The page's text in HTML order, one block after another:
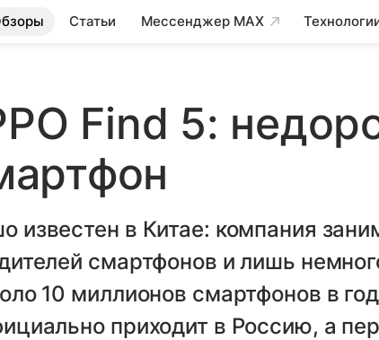
Статьи Мессенджер MAX
Find 5:
известен в Китае: компания
смартфонов и лишь
10 миллионов смартфонов в
приходит в Россию, а